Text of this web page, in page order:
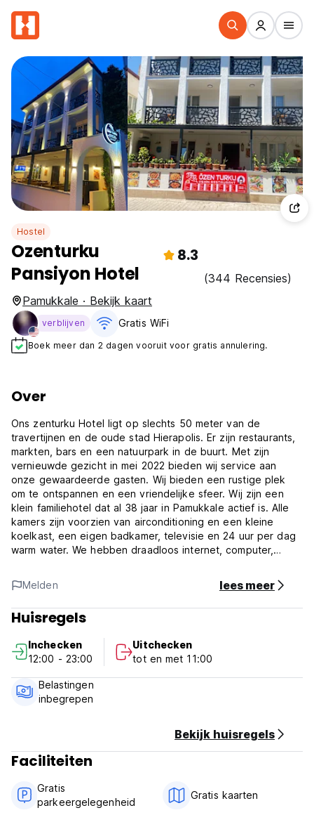
Hostel
Ozenturku
Pansiyon Hotel
8.3
(344 Recensies)
Pamukkale · Bekijk kaart
verblijven Gratis WiFi
Boek meer dan 2 dagen vooruit voor gratis annulering.
Over
Ons zenturku Hotel ligt op slechts 50 meter van de
travertijnen en de oude stad Hierapolis. Er zijn restaurants,
markten, bars en een natuurpark in de buurt. Met zijn
vernieuwde gezicht in mei 2022 bieden wij service aan
onze gewaardeerde gasten. Wij bieden een rustige plek
om te ontspannen en een vriendelijke sfeer. Wij zijn een
klein familiehotel dat al 38 jaar in Pamukkale actief is. Alle
kamers zijn voorzien van airconditioning en een kleine
koelkast, een eigen badkamer, televisie en 24 uur per dag
warm water. We hebben draadloos internet, computer,
meer faciliteiten. (Auto-translated from original language)
Melden lees meer
Huisregels
Inchecken
12:00 - 23:00
Uitchecken
tot en met 11:00
Belastingen
inbegrepen
Bekijk huisregels
Faciliteiten
Gratis
parkeergelegenheid
Gratis kaarten